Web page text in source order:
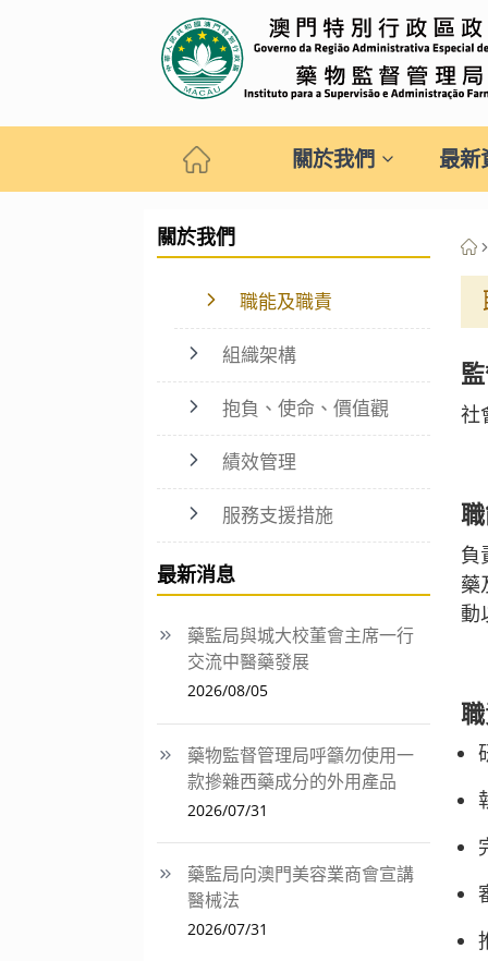
關於我們 最新
關於我們
職能及職責
組織架構
抱負、使命、價值觀
績效管理
服務支援措施
最新消息
藥監局與城大校董會主席一行
交流中醫藥發展
2026/08/05
藥物監督管理局呼籲勿使用一
款摻雜西藥成分的外用產品
2026/07/31
藥監局向澳門美容業商會宣講
醫械法
2026/07/31
社
負
藥
動